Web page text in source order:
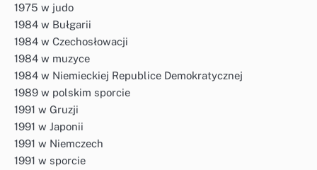
1975 w judo
1984 w Bułgarii
1984 w Czechosłowacji
1984 w muzyce
1984 w Niemieckiej Republice Demokratycznej
1989 w polskim sporcie
1991 w Gruzji
1991 w Japonii
1991 w Niemczech
1991 w sporcie